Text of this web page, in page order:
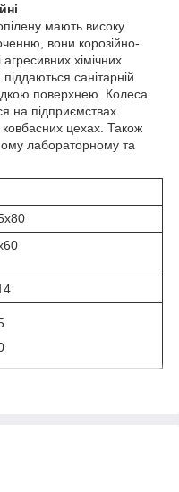
мають високу
вони корозійно-
агресивних хімічних
санітарній
поверхнею. Колеса
на підприємствах
ковбасних цехах. Також
лабораторному та